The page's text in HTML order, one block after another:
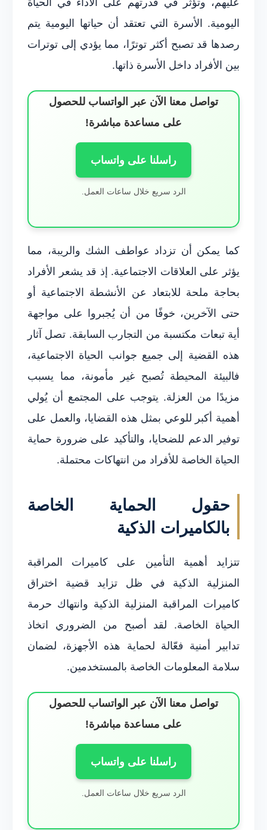
اليومية. الأسرة التي تعتقد أن حياتها اليومية يتم
رصدها قد تصبح أكثر توترًا، مما يؤدي إلى توترات
بين الأفراد داخل الأسرة ذاتها.
تواصل معنا الآن عبر الواتساب للحصول
على مساعدة مباشرة!
راسلنا على واتساب
الرد سريع خلال ساعات العمل.
كما يمكن أن تزداد عواطف الشك والريبة، مما
يؤثر على العلاقات الاجتماعية. إذ قد يشعر الأفراد
بحاجة ملحة للابتعاد عن الأنشطة الاجتماعية أو
حتى الآخرين، خوفًا من أن يُجبروا على مواجهة
أية تبعات مكتسبة من التجارب السابقة. تصل آثار
هذه القضية إلى جميع جوانب الحياة الاجتماعية،
فالبيئة المحيطة تُصبح غير مأمونة، مما يسبب
مزيدًا من العزلة. يتوجب على المجتمع أن يُولي
أهمية أكبر للوعي بمثل هذه القضايا، والعمل على
توفير الدعم للضحايا، والتأكيد على ضرورة حماية
الحياة الخاصة للأفراد من انتهاكات محتملة.
حقول الحماية الخاصة
بالكاميرات الذكية
تتزايد أهمية التأمين على كاميرات المراقبة
المنزلية الذكية في ظل تزايد قضية اختراق
كاميرات المراقبة المنزلية الذكية وانتهاك حرمة
الحياة الخاصة. لقد أصبح من الضروري اتخاذ
تدابير أمنية فعّالة لحماية هذه الأجهزة، لضمان
سلامة المعلومات الخاصة بالمستخدمين.
تواصل معنا الآن عبر الواتساب للحصول
على مساعدة مباشرة!
راسلنا على واتساب
الرد سريع خلال ساعات العمل.